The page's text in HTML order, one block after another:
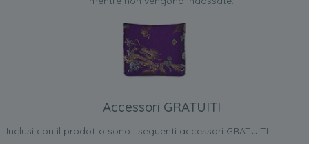
Accessori GRATUITI
Inclusi con il prodotto sono i seguenti accessori GRATUITI: